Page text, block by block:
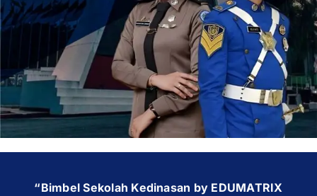
OUR PROGRAM
REGISTRATION
CONTACT US
“Bimbel Sekolah Kedinasan by EDUMATRIX